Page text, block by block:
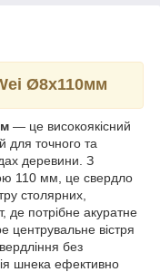
Ø8х110мм
— це високоякісний
для точного та
деревини. З
110 мм, це свердло
столярних,
де потрібне акуратне
центрувальне вістря
без
шнека ефективно